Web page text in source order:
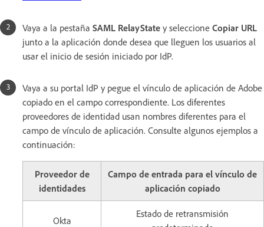
Vaya a la pestaña SAML RelayState y seleccione Copiar URL
junto a la aplicación donde desea que lleguen los usuarios al
usar el inicio de sesión iniciado por IdP.
Vaya a su portal IdP y pegue el vínculo de aplicación de Adobe
copiado en el campo correspondiente. Los diferentes
proveedores de identidad usan nombres diferentes para el
campo de vínculo de aplicación. Consulte algunos ejemplos a
continuación:
Proveedor de
identidades
Campo de entrada para el vínculo de
aplicación copiado
Okta
Estado de retransmisión